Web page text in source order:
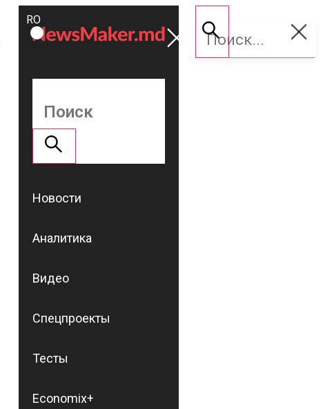
ROMÂNĂ
RU
Поддержать
NM
Новости
Аналитика
Видео
Спецпроекты
Тесты
Economix+